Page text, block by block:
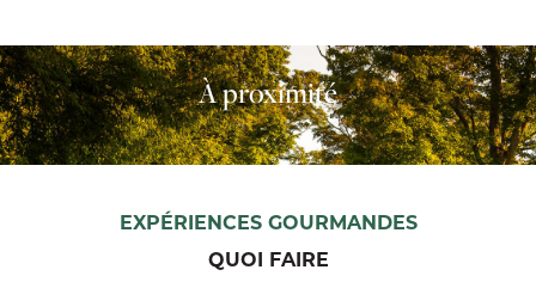
À proximité
EXPÉRIENCES GOURMANDES
QUOI FAIRE